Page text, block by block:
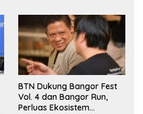
BTN Dukung Bangor Fest
Vol. 4 dan Bangor Run,
Perluas Ekosistem